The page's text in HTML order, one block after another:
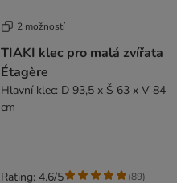
2 možností
TIAKI klec pro malá zvířata
Étagère
Hlavní klec: D 93,5 x Š 63 x V 84
cm
Rating: 4.6/5 (89)